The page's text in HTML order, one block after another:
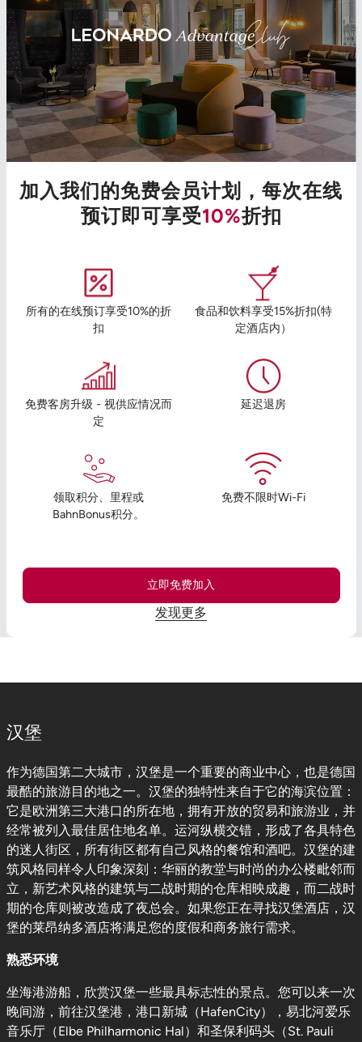
加入我们的免费会员计划，每次在线
预订即可享受10%折扣
所有的在线预订享受10%的折
扣
食品和饮料享受15%折扣(特
定酒店内）
免费客房升级 - 视供应情况而
定
延迟退房
领取积分、里程或
BahnBonus积分。
免费不限时Wi-Fi
立即免费加入
发现更多
汉堡
作为德国第二大城市，汉堡是一个重要的商业中心，也是德国
最酷的旅游目的地之一。汉堡的独特性来自于它的海滨位置：
它是欧洲第三大港口的所在地，拥有开放的贸易和旅游业，并
经常被列入最佳居住地名单。运河纵横交错，形成了各具特色
的迷人街区，所有街区都有自己风格的餐馆和酒吧。汉堡的建
筑风格同样令人印象深刻：华丽的教堂与时尚的办公楼毗邻而
立，新艺术风格的建筑与二战时期的仓库相映成趣，而二战时
期的仓库则被改造成了夜总会。如果您正在寻找汉堡酒店，汉
堡的莱昂纳多酒店将满足您的度假和商务旅行需求。
熟悉环境
坐海港游船，欣赏汉堡一些最具标志性的景点。您可以来一次
晚间游，前往汉堡港，港口新城（HafenCity），易北河爱乐
音乐厅（Elbe Philharmonic Hal）和圣保利码头（St. Pauli